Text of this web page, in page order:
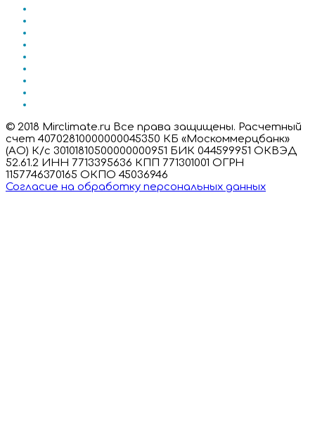
© 2018 Mirclimate.ru Все права защищены. Расчетный
счет 40702810000000045350 КБ «Москоммерцбанк»
(АО) К/с 30101810500000000951 БИК 044599951 ОКВЭД
52.61.2 ИНН 7713395636 КПП 771301001 ОГРН
1157746370165 ОКПО 45036946
Согласие на обработку персональных данных